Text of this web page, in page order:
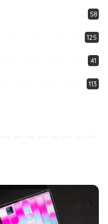
58
125
41
113